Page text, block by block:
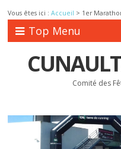
Vous êtes ici :Accueil > 1er
Top Menu
Comité des